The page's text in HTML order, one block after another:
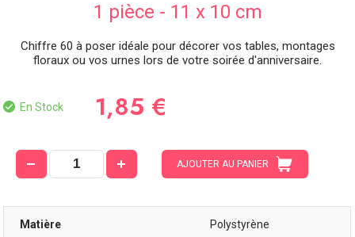
1 pièce - 11 x 10 cm
Chiffre 60 à poser idéale pour décorer vos tables, montages
floraux ou vos urnes lors de votre soirée d'anniversaire.
En Stock 1,85 €
AJOUTER AU PANIER
Matière Polystyrène